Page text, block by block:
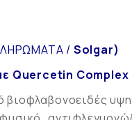
/ Solgar)
Quercetin Complex
βιοφλαβονοειδές